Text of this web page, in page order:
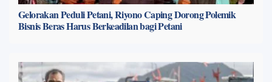
Gelorakan Peduli Petani, Riyono Caping Dorong Polemik
Bisnis Beras Harus Berkeadilan bagi Petani